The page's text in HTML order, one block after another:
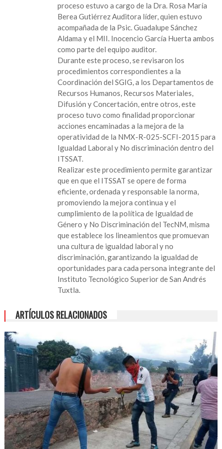
proceso estuvo a cargo de la Dra. Rosa María
Berea Gutiérrez Auditora líder, quien estuvo
acompañada de la Psic. Guadalupe Sánchez
Aldama y el MII. Inocencio García Huerta ambos
como parte del equipo auditor.
Durante este proceso, se revisaron los
procedimientos correspondientes a la
Coordinación del SGIG, a los Departamentos de
Recursos Humanos, Recursos Materiales,
Difusión y Concertación, entre otros, este
proceso tuvo como finalidad proporcionar
acciones encaminadas a la mejora de la
operatividad de la NMX-R-025-SCFI-2015 para
Igualdad Laboral y No discriminación dentro del
ITSSAT.
Realizar este procedimiento permite garantizar
que en que el ITSSAT se opere de forma
eficiente, ordenada y responsable la norma,
promoviendo la mejora continua y el
cumplimiento de la política de Igualdad de
Género y No Discriminación del TecNM, misma
que establece los lineamientos que promuevan
una cultura de igualdad laboral y no
discriminación, garantizando la igualdad de
oportunidades para cada persona integrante del
Instituto Tecnológico Superior de San Andrés
Tuxtla.
ARTÍCULOS RELACIONADOS